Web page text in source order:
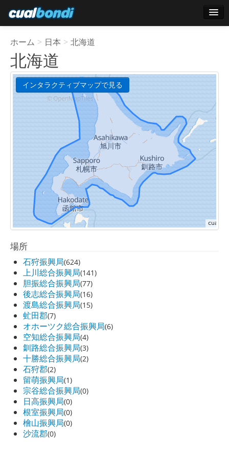
スターユーザー
投票
ホーム > 日本 > 北海道
北海道
インタラクティブマップで見る
場所
石狩振興局(624)
上川総合振興局(141)
胆振総合振興局(77)
後志総合振興局(16)
渡島総合振興局(15)
虻田郡(7)
オホーツク総合振興局(6)
空知総合振興局(4)
釧路総合振興局(3)
十勝総合振興局(2)
石狩郡(2)
留萌振興局(1)
宗谷総合振興局(0)
日高振興局(0)
根室振興局(0)
檜山振興局(0)
沙流郡(0)